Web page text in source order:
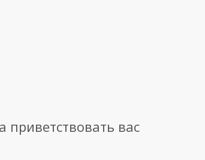
приветствовать вас